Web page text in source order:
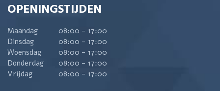
OPENINGSTIJDEN
Maandag
08:00 - 17:00
Dinsdag
08:00 - 17:00
Woensdag
08:00 - 17:00
Donderdag
08:00 - 17:00
Vrijdag
08:00 - 17:00